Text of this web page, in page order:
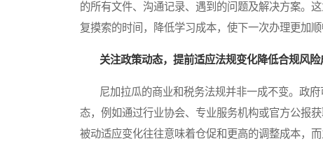
的所有文件、沟通记录、遇到的问题及解决方案。
复摸索的时间，降低学习成本，使下一次办理更加顺
关注政策动态，提前适应法规变化降低合规风险
尼加拉瓜的商业和税务法规并非一成不变。政府
态，例如通过行业协会、专业服务机构或官方公报
被动适应变化往往意味着仓促和更高的调整成本，而